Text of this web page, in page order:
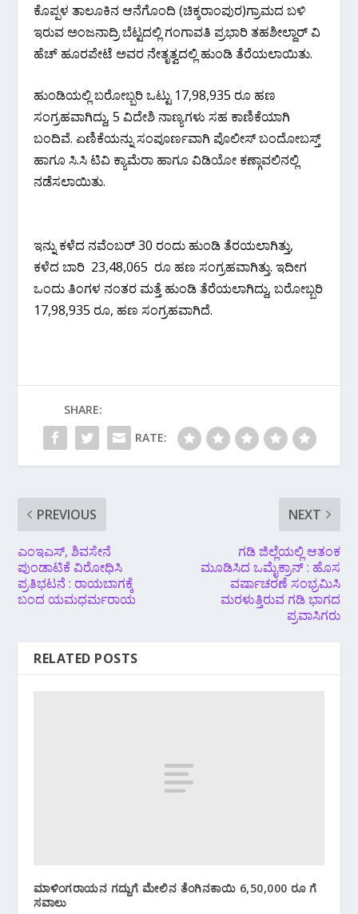
ಕೊಪ್ಪಳ ತಾಲೂಕಿನ ಆನೆಗೊಂದಿ (ಚಿಕ್ಕರಾಂಪುರ)ಗ್ರಾಮದ ಬಳಿ
ಇರುವ ಅಂಜನಾದ್ರಿ ಬೆಟ್ಟದಲ್ಲಿ ಗಂಗಾವತಿ ಪ್ರಭಾರಿ ತಹಶೀಲ್ದಾರ್ ವಿ
ಹೆಚ್ ಹೂರಪೇಟೆ ಅವರ ನೇತೃತ್ವದಲ್ಲಿ ಹುಂಡಿ ತೆರೆಯಲಾಯಿತು.
ಹುಂಡಿಯಲ್ಲಿ ಬರೋಬ್ಬರಿ ಒಟ್ಟು 17,98,935 ರೂ ಹಣ
ಸಂಗ್ರಹವಾಗಿದ್ದು, 5 ವಿದೇಶಿ ನಾಣ್ಯಗಳು ಸಹ ಕಾಣಿಕೆಯಾಗಿ
ಬಂದಿವೆ. ಏಣಿಕೆಯನ್ನು ಸಂಪೂರ್ಣವಾಗಿ ಪೊಲೀಸ್ ಬಂದೋಬಸ್ತ್
ಹಾಗೂ ಸಿ.ಸಿ ಟಿವಿ ಕ್ಯಾಮೆರಾ ಹಾಗೂ ವಿಡಿಯೋ ಕಣ್ಗಾವಲಿನಲ್ಲಿ
ನಡೆಸಲಾಯಿತು.
ಇನ್ನು ಕಳೆದ ನವೆಂಬರ್ 30 ರಂದು ಹುಂಡಿ ತೆರಯಲಾಗಿತ್ತು,
ಕಳೆದ ಬಾರಿ 23,48,065 ರೂ ಹಣ ಸಂಗ್ರಹವಾಗಿತ್ತು. ಇದೀಗ
ಒಂದು ತಿಂಗಳ ನಂತರ ಮತ್ತೆ ಹುಂಡಿ ತೆರೆಯಲಾಗಿದ್ದು, ಬರೋಬ್ಬರಿ
17,98,935 ರೂ, ಹಣ ಸಂಗ್ರಹವಾಗಿದೆ.
SHARE:
RATE:
PREVIOUS
ಎಂಇಎಸ್, ಶಿವಸೇನೆ
ಪುಂಡಾಟಿಕೆ ವಿರೋಧಿಸಿ
ಪ್ರತಿಭಟನೆ : ರಾಯಬಾಗಕ್ಕೆ
ಬಂದ ಯಮಧರ್ಮರಾಯ
NEXT
ಗಡಿ ಜಿಲ್ಲೆಯಲ್ಲಿ ಆತಂಕ
ಮೂಡಿಸಿದ ಒಮೈಕ್ರಾನ್ : ಹೊಸ
ವರ್ಷಾಚರಣೆ ಸಂಭ್ರಮಿಸಿ
ಮರಳುತ್ತಿರುವ ಗಡಿ ಭಾಗದ
ಪ್ರವಾಸಿಗರು
RELATED POSTS
ಮಾಳಿಂಗರಾಯನ ಗದ್ದುಗೆ ಮೇಲಿನ ತೆಂಗಿನಕಾಯಿ 6,50,000 ರೂ ಗೆ
ಸವಾಲು